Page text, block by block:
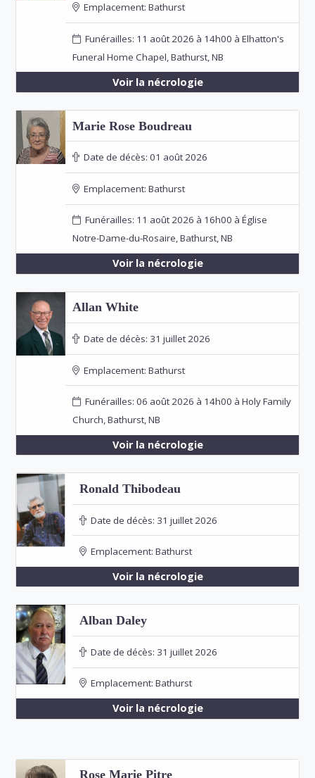
Emplacement: Bathurst
Funérailles: 11 août 2026 à 14h00 à Elhatton's
Funeral Home Chapel, Bathurst, NB
Voir la nécrologie
Marie Rose Boudreau
Date de décès: 01 août 2026
Emplacement: Bathurst
Funérailles: 11 août 2026 à 16h00 à Église
Notre-Dame-du-Rosaire, Bathurst, NB
Voir la nécrologie
Allan White
Date de décès: 31 juillet 2026
Emplacement: Bathurst
Funérailles: 06 août 2026 à 14h00 à Holy Family
Church, Bathurst, NB
Voir la nécrologie
Ronald Thibodeau
Date de décès: 31 juillet 2026
Emplacement: Bathurst
Voir la nécrologie
Alban Daley
Date de décès: 31 juillet 2026
Emplacement: Bathurst
Voir la nécrologie
Rose Marie Pitre